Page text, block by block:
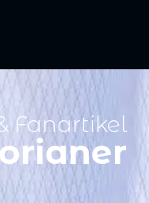
Fanartikel